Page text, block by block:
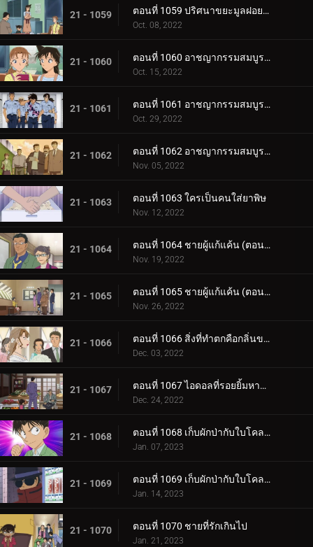
21 - 1059 ตอนที่ 1059 ปริศนาขยะมูลฝอยย่านการค้าเมืองเบกะ
Oct. 08, 2022
21 - 1060 ตอนที่ 1060 อาชญากรรมสมบูรณ์แบบ 36 ช่อง (ตอนแรก)
Oct. 15, 2022
21 - 1061 ตอนที่ 1061 อาชญากรรมสมบูรณ์แบบ 36 ช่อง (ตอนกลาง)
Oct. 29, 2022
21 - 1062 ตอนที่ 1062 อาชญากรรมสมบูรณ์แบบ 36 ช่อง (ตอนจบ)
Nov. 05, 2022
21 - 1063 ตอนที่ 1063 ใครเป็นคนใส่ยาพิษ
Nov. 12, 2022
21 - 1064 ตอนที่ 1064 ชายผู้แก้แค้น (ตอนแรก)
Nov. 19, 2022
21 - 1065 ตอนที่ 1065 ชายผู้แก้แค้น (ตอนจบ)
Nov. 26, 2022
21 - 1066 ตอนที่ 1066 สิ่งที่ทำตกคือกลิ่นของคดี
Dec. 03, 2022
21 - 1067 ตอนที่ 1067 ไอดอลที่รอยยิ้มหายไป
Dec. 24, 2022
21 - 1068 ตอนที่ 1068 เก็บผักป่ากับใบโคลเวอร์ (ตอนแรก)
Jan. 07, 2023
21 - 1069 ตอนที่ 1069 เก็บผักป่ากับใบโคลเวอร์ (ตอนจบ)
Jan. 14, 2023
21 - 1070 ตอนที่ 1070 ชายที่รักเกินไป
Jan. 21, 2023